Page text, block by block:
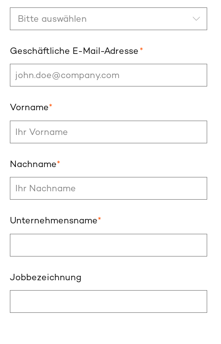
Geschäftliche E-Mail-Adresse *
Vorname*
Nachname*
Unternehmensname*
Jobbezeichnung